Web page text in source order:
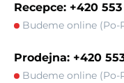
Recepce: +420
Budeme online (Po-
Prodejna: +420
Budeme online (Po-